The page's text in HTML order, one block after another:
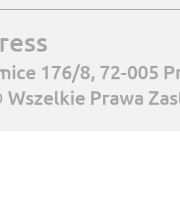
176/8, 72-005
Wszelkie Prawa